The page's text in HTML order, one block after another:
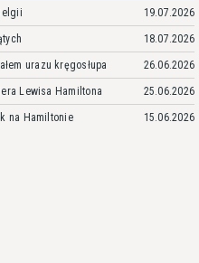
19.07.2026
18.07.2026
urazu kręgosłupa 26.06.2026
Lewisa Hamiltona 25.06.2026
na Hamiltonie 15.06.2026